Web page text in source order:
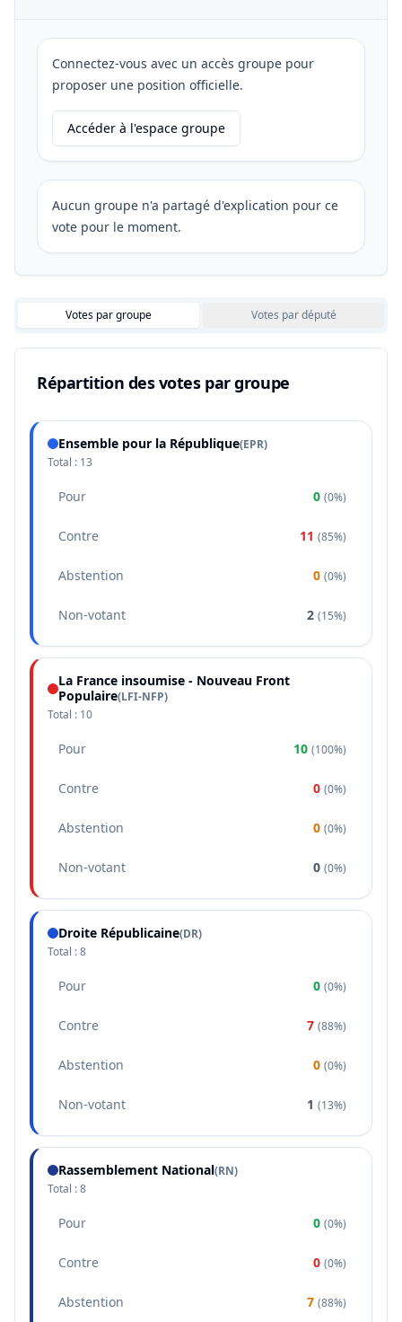
Connectez-vous avec un accès groupe pour
proposer une position officielle.
Accéder à l'espace groupe
Aucun groupe n'a partagé d'explication pour ce
vote pour le moment.
Votes par groupe Votes par député
Répartition des votes par groupe
Ensemble pour la République(EPR)
Total : 13
Pour 0 (0%)
Contre 11 (85%)
Abstention 0 (0%)
Non-votant 2 (15%)
La France insoumise - Nouveau Front
Populaire(LFI-NFP)
Total : 10
Pour 10 (100%)
Contre 0 (0%)
Abstention 0 (0%)
Non-votant 0 (0%)
Droite Républicaine(DR)
Total :8
Pour 0 (0%)
Contre 7 (88%)
Abstention 0 (0%)
Non-votant 1 (13%)
Rassemblement National(RN)
Total :8
Pour 0 (0%)
Contre 0 (0%)
Abstention 7 (88%)